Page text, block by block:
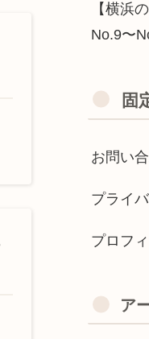
【横浜
No.9〜
固
お問い
プライ
プロフ
ア